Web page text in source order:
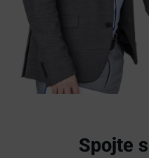
Spojte